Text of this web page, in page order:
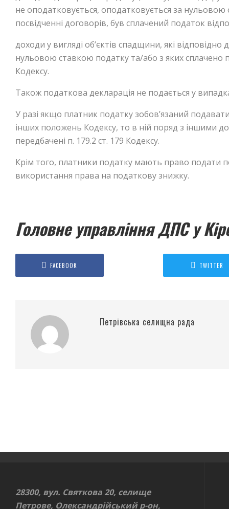
не оподатковується, оподатковується за
посвідченні договорів, був сплачений податок
доходи у вигляді об’єктів спадщини, які
нульовою ставкою податку та/або з яких сплачено
Кодексу.
Також податкова декларація не подається у
У разі якщо платник податку зобов’язаний
інших положень Кодексу, то в ній поряд з іншими
передбачені п. 179.2 ст. 179 Кодексу.
Крім того, платники податку мають право подати
використання права на податкову знижку.
Головне управління ДПС у
FACEBOOK TWITTER
Петрівська селищна рада
28300, вул. Святкова 20, селище
Петрове, Олександрійський р-он,